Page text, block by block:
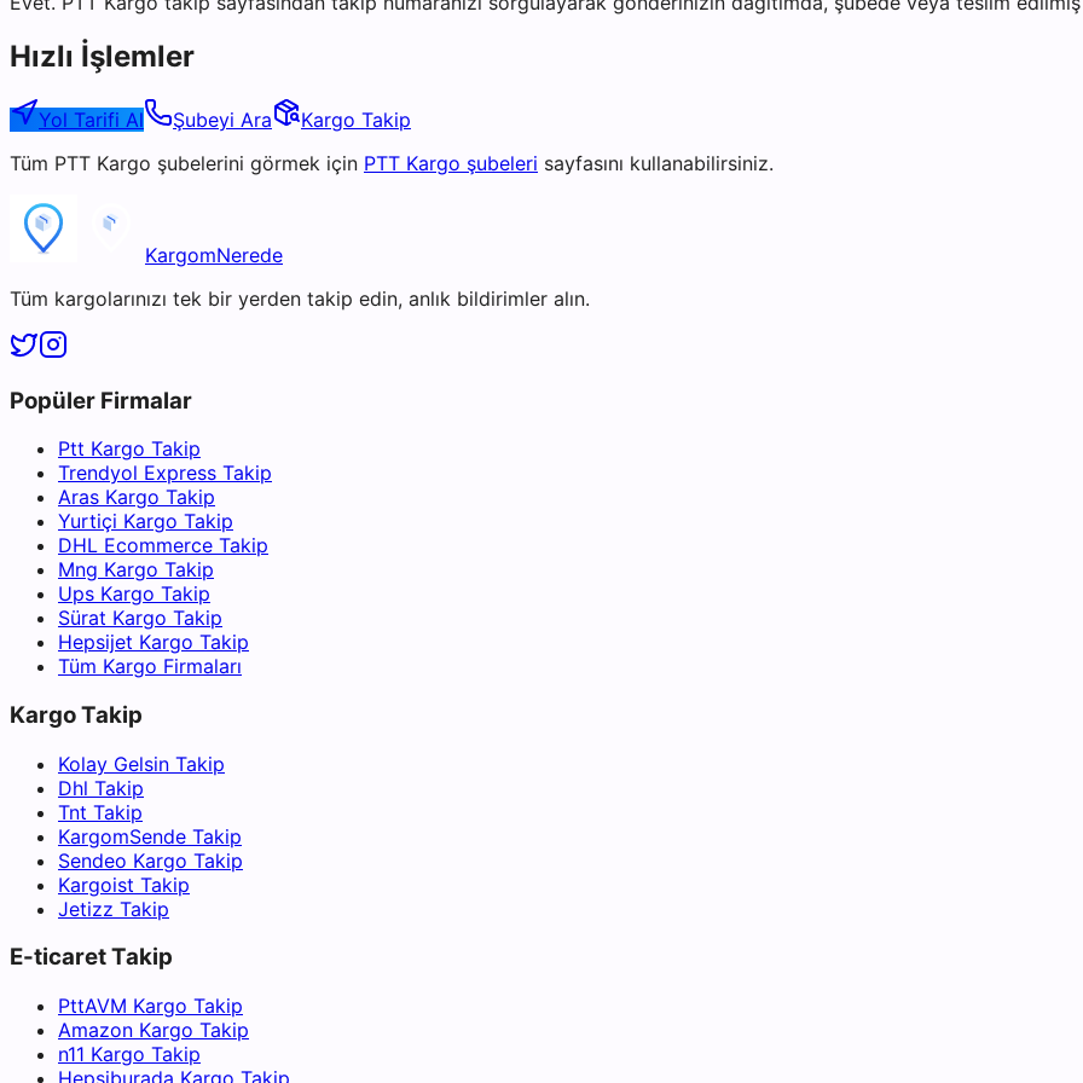
Hızlı İşlemler
Yol Tarifi Al Şubeyi Ara
Kargo Takip
Tüm PTT Kargo şubelerini görmek için PTT Kargo şubeleri sayfasını kullanabilirsiniz.
KargomNerede
Tüm kargolarınızı tek bir yerden takip edin, anlık bildirimler alın.
Popüler Firmalar
Ptt Kargo Takip
Trendyol Express Takip
Aras Kargo Takip
Yurtiçi Kargo Takip
DHL Ecommerce Takip
Mng Kargo Takip
Ups Kargo Takip
Sürat Kargo Takip
Hepsijet Kargo Takip
Tüm Kargo Firmaları
Kargo Takip
Kolay Gelsin Takip
Dhl Takip
Tnt Takip
KargomSende Takip
Sendeo Kargo Takip
Kargoist Takip
Jetizz Takip
E-ticaret Takip
PttAVM Kargo Takip
Amazon Kargo Takip
n11 Kargo Takip